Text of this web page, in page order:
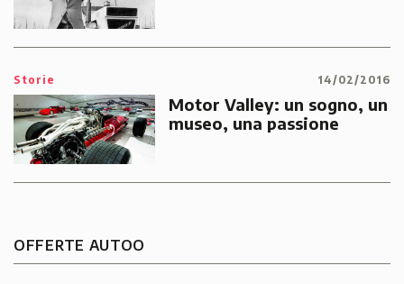
Storie 14/02/2016
Motor Valley: un sogno, un
museo, una passione
OFFERTE AUTOO